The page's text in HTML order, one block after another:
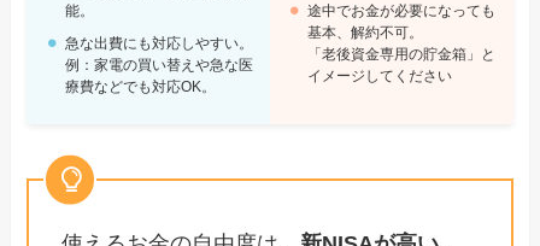
能。
急な出費にも対応しやすい。
例：家電の買い替えや急な医
療費などでも対応OK。
途中でお金が必要になっても
基本、解約不可。
「老後資金専用の貯金箱」と
イメージしてください